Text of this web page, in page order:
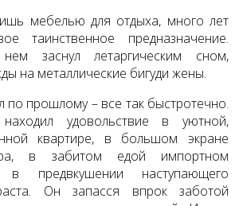
мебелью для отдыха, много лет
таинственное предназначение.
заснул летаргическим сном,
на металлические бигуди жены.
по прошлому – все так быстротечно.
удовольствие в уютной,
квартире, в большом экране
в забитом едой импортном
предвкушении наступающего
Он запасся впрок заботой